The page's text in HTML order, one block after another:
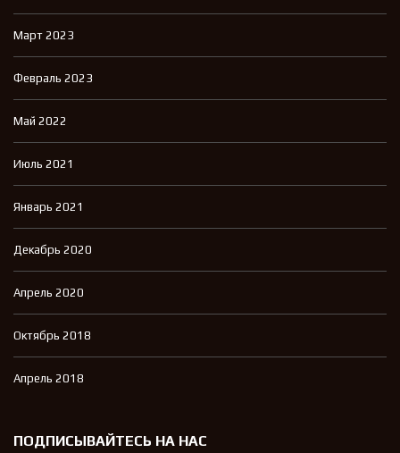
Март 2023
Февраль 2023
Май 2022
Июль 2021
Январь 2021
Декабрь 2020
Апрель 2020
Октябрь 2018
Апрель 2018
ПОДПИСЫВАЙТЕСЬ НА НАС